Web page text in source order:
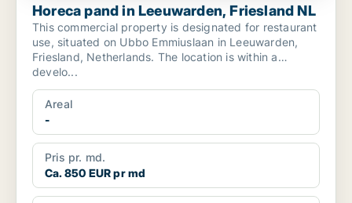
Horeca pand in Leeuwarden, Friesland NL
This commercial property is designated for restaurant
use, situated on Ubbo Emmiuslaan in Leeuwarden,
Friesland, Netherlands. The location is within a
develo...
Areal
-
Pris pr. md.
Ca. 850 EUR pr md